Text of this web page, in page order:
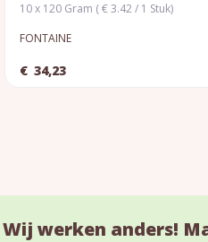
10 x 120 Gram ( € 3.42 / 1 Stuk)
FONTAINE
€ 34,23
Wij werken anders!